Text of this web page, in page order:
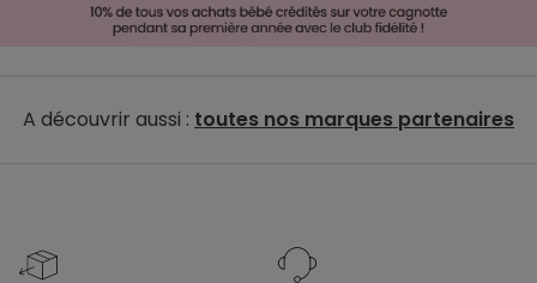
A découvrir aussi : toutes nos marques partenaires